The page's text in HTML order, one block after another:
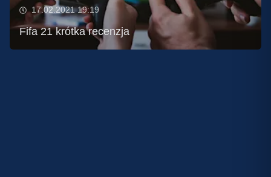
17.02.2021 19:19
Fifa 21 krótka recenzja